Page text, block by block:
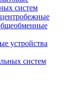
систем
устройства
систем